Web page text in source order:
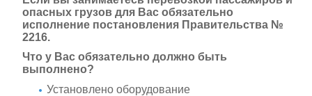
опасных грузов для Вас обязательно
исполнение постановления Правительства №
2216.
Что у Вас обязательно должно быть
выполнено?
Установлено оборудование